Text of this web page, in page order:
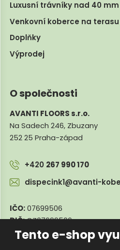
Tento e-shop
Luxusní trávníky nad 40 mm
Venkovní koberce na terasu
Doplňky
Výprodej
O společnosti
AVANTI FLOORS s.r.o.
Na Sadech 246, Zbuzany
252 25 Praha-západ
+420 267 990 170
dispecink1@avanti-
IČO:07699506
DIČ:CZ07699506